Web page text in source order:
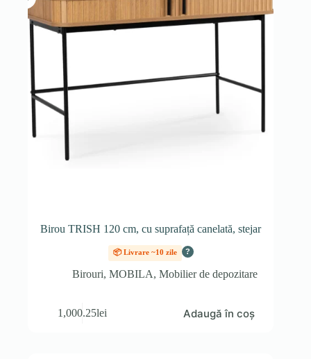
Birou TRISH 120 cm, cu suprafață canelată, stejar
📦 Livrare ~10 zile ?
Birouri, MOBILA, Mobilier de depozitare
1,000.25lei Adaugă în coș